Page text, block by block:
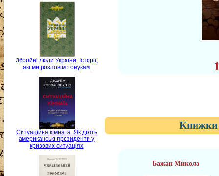
Збройні люди України. Історії,
які ми розповімо онукам
Ситуаційна кімната. Як діють
американські президенти у
кризових ситуаціях
Книжки
Бажан Микола